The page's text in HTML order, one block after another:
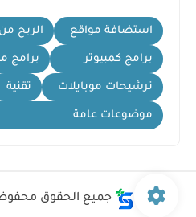
استضافة مواقع الربح
برامج كمبيوتر برامج
ترشيحات موبايلات تقنية
موضوعات عامة
جميع الحقوق